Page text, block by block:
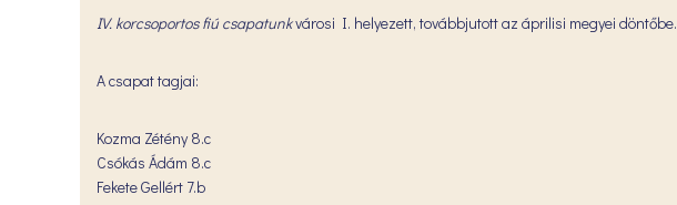
IV. korcsoportos fiú csapatunkvárosi I. helyezett, továbbjutott az áprilisi megyei döntőbe.
A csapat tagjai:
Kozma Zétény 8.c
Csókás Ádám 8.c
Fekete Gellért 7.b